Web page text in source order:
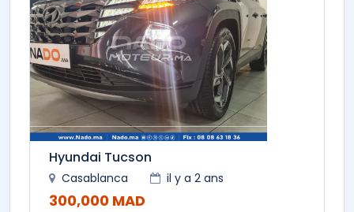
Hyundai Tucson
Casablanca il y a 2 ans
300,000 MAD